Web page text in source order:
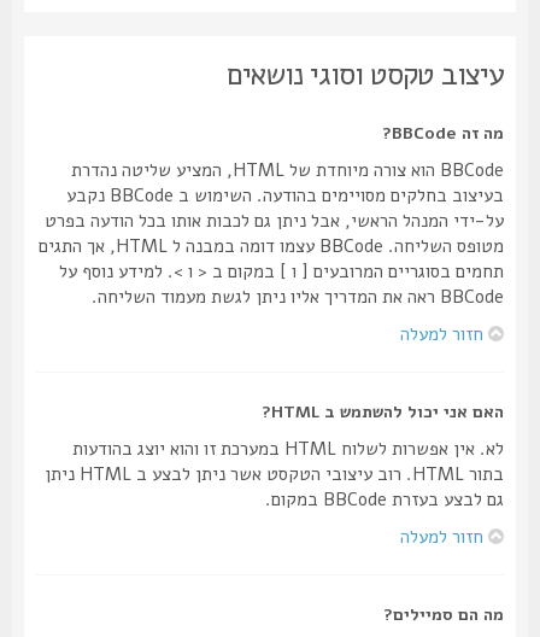
עיצוב טקסט וסוגי נושאים
מה זה BBCode?
BBCode הוא צורה מיוחדת של HTML, המציע שליטה נהדרת
בעיצוב בחלקים מסויימים בהודעה. השימוש ב BBCode נקבע
על-ידי המנהל הראשי, אבל ניתן גם לכבות אותו בכל הודעה בפרט
מטופס השליחה. BBCode עצמו דומה במבנה ל HTML, אך התגים
תחמים בסוגריים המרובעים [ ו ] במקום ב < ו >. למידע נוסף על
BBCode ראה את המדריך אליו ניתן לגשת מעמוד השליחה.
חזור למעלה
האם אני יכול להשתמש ב HTML?
לא. אין אפשרות לשלוח HTML במערכת זו והוא יוצג בהודעות
בתור HTML. רוב עיצובי הטקסט אשר ניתן לבצע ב HTML ניתן
גם לבצע בעזרת BBCode במקום.
חזור למעלה
מה הם סמיילים?